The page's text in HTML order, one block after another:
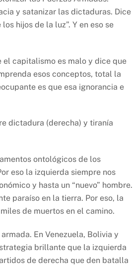
y satanizar las dictaduras. Dice
hijos de la luz”. Y en eso se
el capitalismo es malo y dice que
esos conceptos, total la
es que esa ignorancia e
dictadura (derecha) y tiranía
ontológicos de los
eso la izquierda siempre nos
y hasta un “nuevo” hombre.
paraíso en la tierra. Por eso, la
de muertos en el camino.
En Venezuela, Bolivia y
brillante que la izquierda
de derecha que den batalla